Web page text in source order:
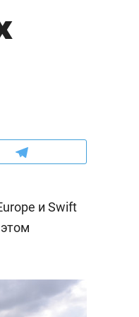
и Swift
выживания в
природе, работа
ментальным и